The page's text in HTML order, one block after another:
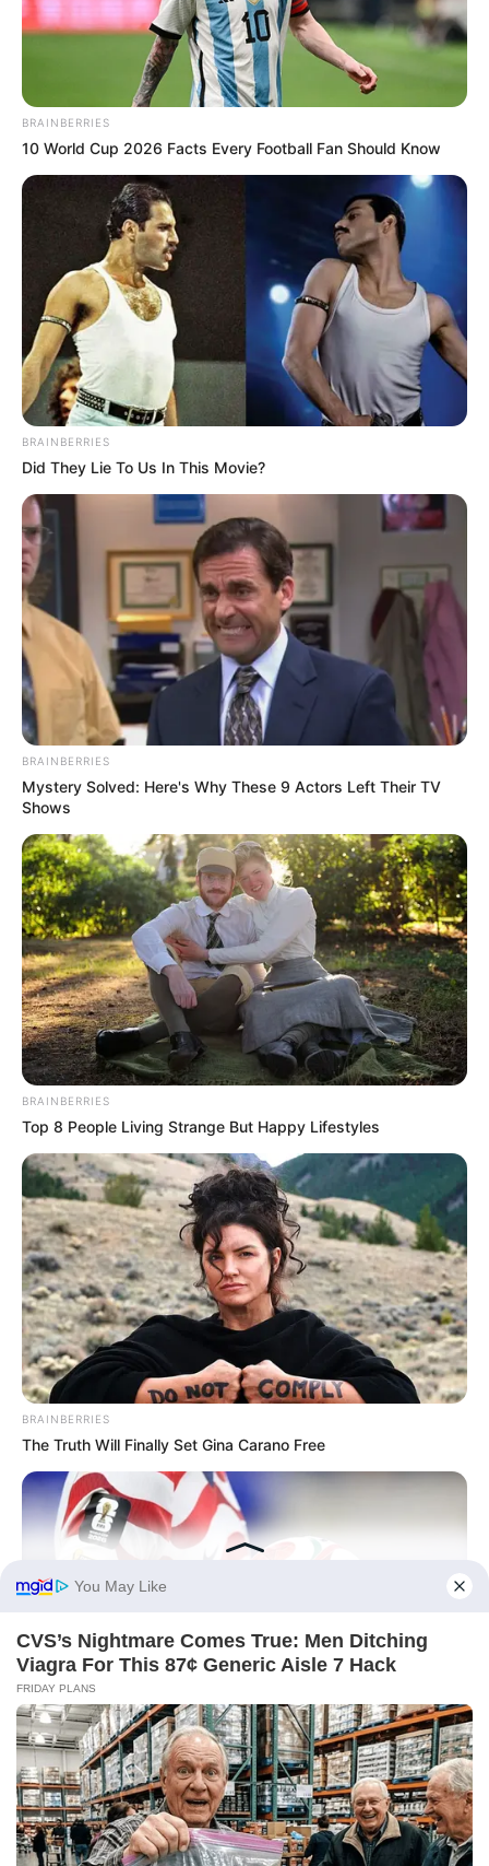
BRAINBERRIES
10 World Cup 2026 Facts Every Football Fan Should Know
BRAINBERRIES
Did They Lie To Us In This Movie?
BRAINBERRIES
Mystery Solved: Here's Why These 9 Actors Left Their TV
Shows
BRAINBERRIES
Top 8 People Living Strange But Happy Lifestyles
BRAINBERRIES
The Truth Will Finally Set Gina Carano Free
BRAINBERRIES
The Most Surprising Things About FIFA World Cup 2026